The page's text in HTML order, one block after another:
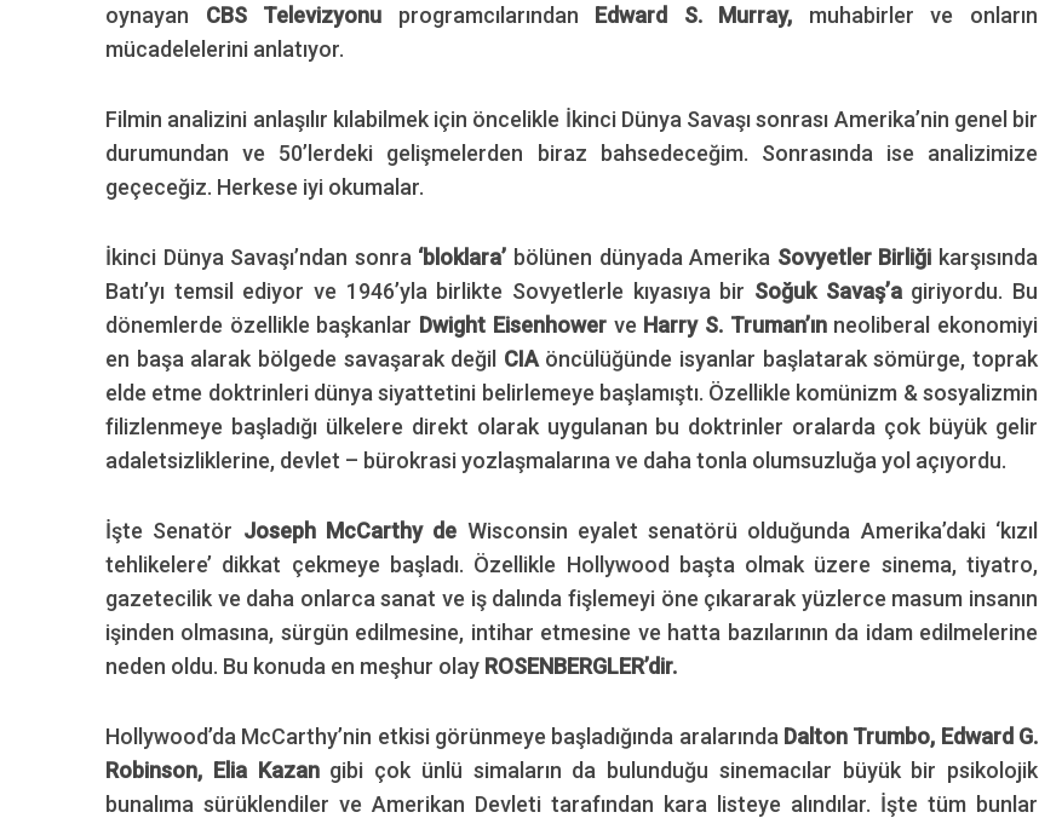
oynayan CBS Televizyonu programcılarından Edward S. Murray, muhabirler ve onların
mücadelelerini anlatıyor.
Filmin analizini anlaşılır kılabilmek için öncelikle İkinci Dünya Savaşı sonrası Amerika’nin genel bir
durumundan ve 50’lerdeki gelişmelerden biraz bahsedeceğim. Sonrasında ise analizimize
geçeceğiz. Herkese iyi okumalar.
İkinci Dünya Savaşı’ndan sonra ‘bloklara’ bölünen dünyada Amerika Sovyetler Birliği karşısında
Batı’yı temsil ediyor ve 1946’yla birlikte Sovyetlerle kıyasıya bir Soğuk Savaş’a giriyordu. Bu
dönemlerde özellikle başkanlar Dwight Eisenhower ve Harry S. Truman’ın neoliberal ekonomiyi
en başa alarak bölgede savaşarak değil CIA öncülüğünde isyanlar başlatarak sömürge, toprak
elde etme doktrinleri dünya siyattetini belirlemeye başlamıştı. Özellikle komünizm & sosyalizmin
filizlenmeye başladığı ülkelere direkt olarak uygulanan bu doktrinler oralarda çok büyük gelir
adaletsizliklerine, devlet – bürokrasi yozlaşmalarına ve daha tonla olumsuzluğa yol açıyordu.
İşte Senatör Joseph McCarthy de Wisconsin eyalet senatörü olduğunda Amerika’daki ‘kızıl
tehlikelere’ dikkat çekmeye başladı. Özellikle Hollywood başta olmak üzere sinema, tiyatro,
gazetecilik ve daha onlarca sanat ve iş dalında fişlemeyi öne çıkararak yüzlerce masum insanın
işinden olmasına, sürgün edilmesine, intihar etmesine ve hatta bazılarının da idam edilmelerine
neden oldu. Bu konuda en meşhur olay ROSENBERGLER’dir.
Hollywood’da McCarthy’nin etkisi görünmeye başladığında aralarında Dalton Trumbo, Edward G.
Robinson, Elia Kazan gibi çok ünlü simaların da bulunduğu sinemacılar büyük bir psikolojik
bunalıma sürüklendiler ve Amerikan Devleti tarafından kara listeye alındılar. İşte tüm bunlar
S
e
a
h
f
o